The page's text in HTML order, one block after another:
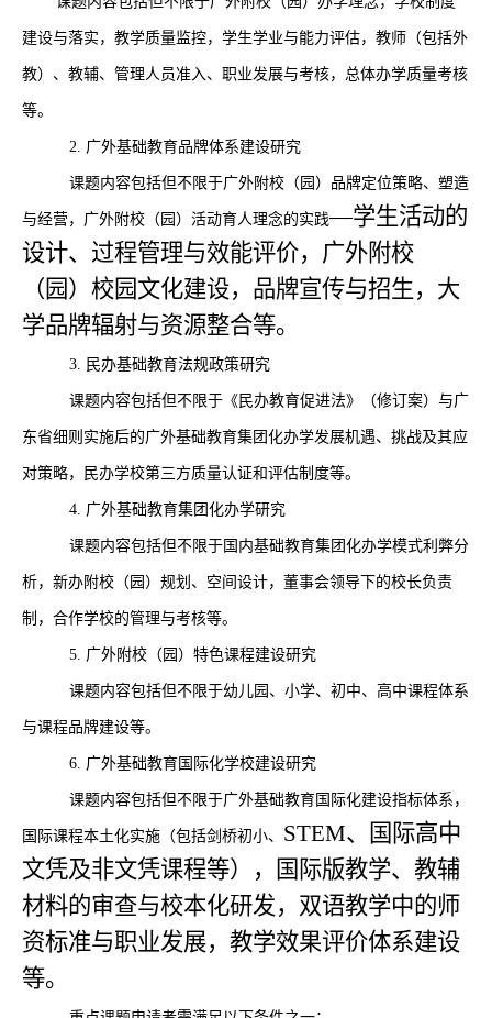
建设与落实，教学质量监控，学生学业与能力评估，教师（包括外
教）、教辅、管理人员准入、职业发展与考核，总体办学质量考核
等。
2. 广外基础教育品牌体系建设研究
课题内容包括但不限于广外附校（园）品牌定位策略、塑造
与经营，广外附校（园）活动育人理念的实践—学生活动的
设计、过程管理与效能评价，广外附校
（园）校园文化建设，品牌宣传与招生，大
学品牌辐射与资源整合等。
3. 民办基础教育法规政策研究
课题内容包括但不限于《民办教育促进法》（修订案）与广
东省细则实施后的广外基础教育集团化办学发展机遇、挑战及其应
对策略，民办学校第三方质量认证和评估制度等。
4. 广外基础教育集团化办学研究
课题内容包括但不限于国内基础教育集团化办学模式利弊分
析，新办附校（园）规划、空间设计，董事会领导下的校长负责
制，合作学校的管理与考核等。
5. 广外附校（园）特色课程建设研究
课题内容包括但不限于幼儿园、小学、初中、高中课程体系
与课程品牌建设等。
6. 广外基础教育国际化学校建设研究
课题内容包括但不限于广外基础教育国际化建设指标体系，
国际课程本土化实施（包括剑桥初小、 STEM、国际高中
文凭及非文凭课程等），国际版教学、教辅
材料的审查与校本化研发，双语教学中的师
资标准与职业发展，教学效果评价体系建设
等。